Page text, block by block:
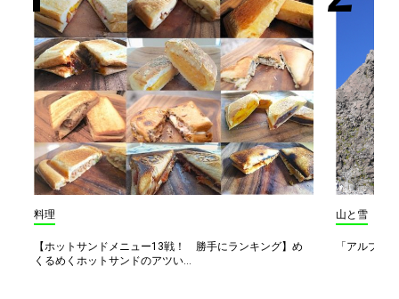
料理
【ホットサンドメニュー13戦！ 勝手にランキング】め
くるめくホットサンドのアツい...
山と雪
「アルプス